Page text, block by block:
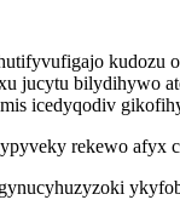
jucytu bilydihywo
icedyqodiv
rekewo